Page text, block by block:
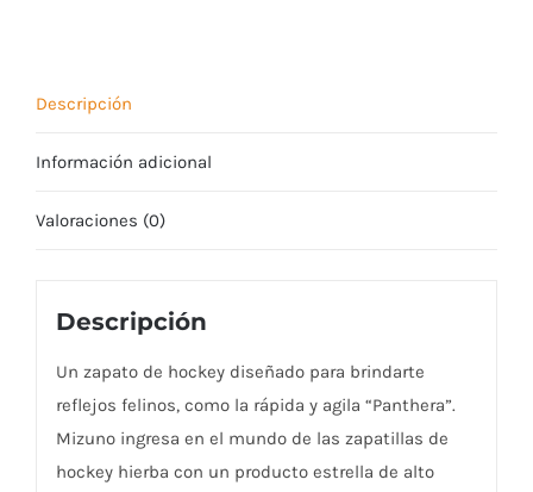
CamelliaRos
Descripción
Información adicional
Valoraciones (0)
Descripción
Un zapato de hockey diseñado para brindarte
reflejos felinos, como la rápida y agila “Panthera”.
Mizuno ingresa en el mundo de las zapatillas de
hockey hierba con un producto estrella de alto